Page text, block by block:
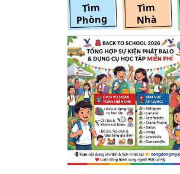
Tìm
Phòng
Tìm
Nhà